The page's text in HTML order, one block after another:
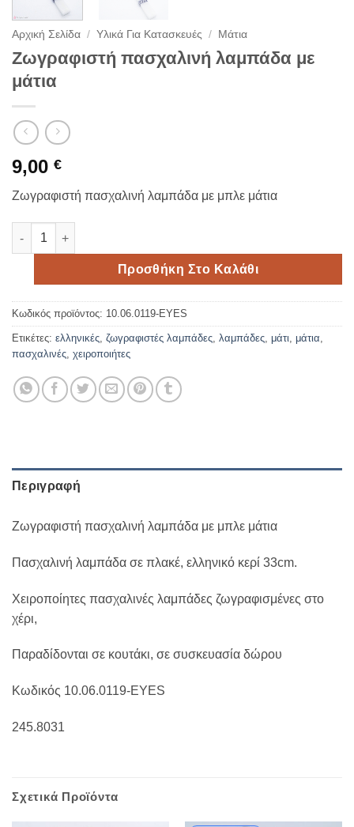
Αρχική Σελίδα / Υλικά Για Κατασκευές / Μάτια
Ζωγραφιστή πασχαλινή λαμπάδα με
μάτια
9,00 €
Ζωγραφιστή πασχαλινή λαμπάδα με μπλε μάτια
Ζωγραφιστή πασχαλινή λαμπάδα με μάτια ποσότητα
Προσθήκη Στο Καλάθι
Κωδικός προϊόντος: 10.06.0119-EYES
Ετικέτες: ελληνικές, ζωγραφιστές λαμπάδες, λαμπάδες, μάτι, μάτια,
πασχαλινές, χειροποιήτες
Περιγραφή
Ζωγραφιστή πασχαλινή λαμπάδα με μπλε μάτια
Πασχαλινή λαμπάδα σε πλακέ, ελληνικό κερί 33cm.
Χειροποίητες πασχαλινές λαμπάδες ζωγραφισμένες στο
χέρι,
Παραδίδονται σε κουτάκι, σε συσκευασία δώρου
Κωδικός 10.06.0119-EYES
245.8031
Σχετικά Προϊόντα